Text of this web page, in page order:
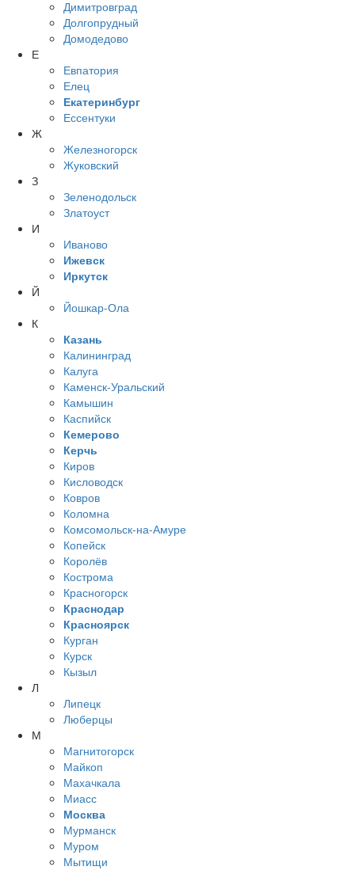
Димитровград
Долгопрудный
Домодедово
Е
Евпатория
Елец
Екатеринбург
Ессентуки
Ж
Железногорск
Жуковский
З
Зеленодольск
Златоуст
И
Иваново
Ижевск
Иркутск
Й
Йошкар-Ола
К
Казань
Калининград
Калуга
Каменск-Уральский
Камышин
Каспийск
Кемерово
Керчь
Киров
Кисловодск
Ковров
Коломна
Комсомольск-на-Амуре
Копейск
Королёв
Кострома
Красногорск
Краснодар
Красноярск
Курган
Курск
Кызыл
Л
Липецк
Люберцы
М
Магнитогорск
Майкоп
Махачкала
Миасс
Москва
Мурманск
Муром
Мытищи